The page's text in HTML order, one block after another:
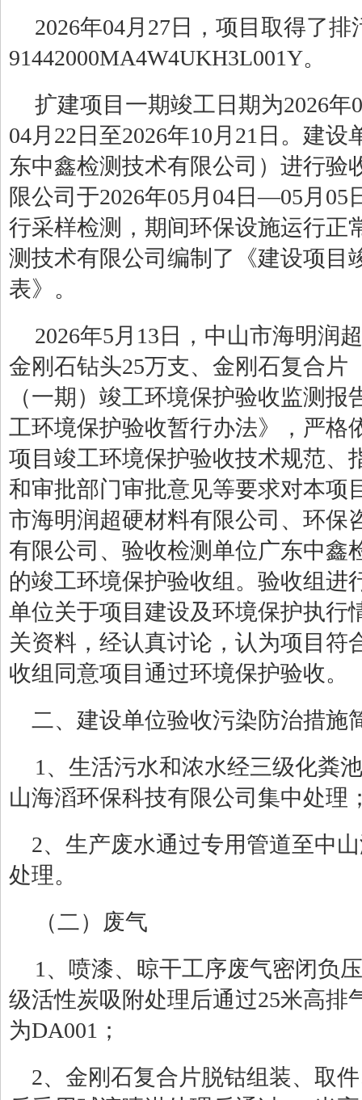
2026年04月 27日，项目 取得了排
91442000MA4W4UKH3L001Y。
扩建项目一期竣工日期为2026年
04月 22 日至2026年10月 21 日。 建设
东中鑫检测技术有限公司 ）进行验
限公司于2026年05月 04日—05月 05
行采样检测，期间环保设施运行正
测技术有限公司编制 了
《建设项
表》 。
2026年5月 13 日，中山市海明润
金刚石钻头25万支、金刚石复合片
（一期） 竣工环境保护验收监测报
工环境保护验收暂行办法》，严格
项目竣工环境保护验收技术规范、
和审批部门审批意见等要求对本项
市海明润超硬材料有限公司 、环保
有限公司 、 验收检测单位广东中鑫
的竣工环境保护验收组。验收组进
单位关于项目建设及环境保护执行
关资料，经认真讨论，认为项目符
收组同意项目通过环境保护验收。
二、建设单位验收污染防治措施
1 、 生活污水和浓水经三级化粪
山海滔环保科技有限公司集中处理
2、生产废水通过专用管道至中
处理。
（二） 废气
1 、喷漆、晾干工序废气密闭负
级活性炭吸附处理后通过25米高排
为DA001 ；
2、金刚石复合片脱钴组装、取